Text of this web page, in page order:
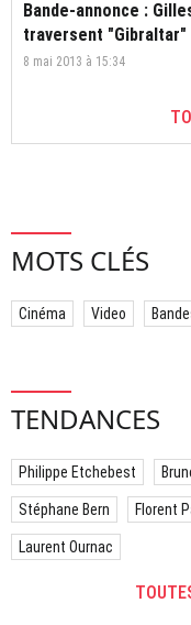
Bande-annonce :
traversent "Gibraltar"
8 mai 2013 à 15:34
MOTS CLÉS
Cinéma Video
TENDANCES
Philippe Etchebest
Stéphane Bern Florent
Laurent Ournac